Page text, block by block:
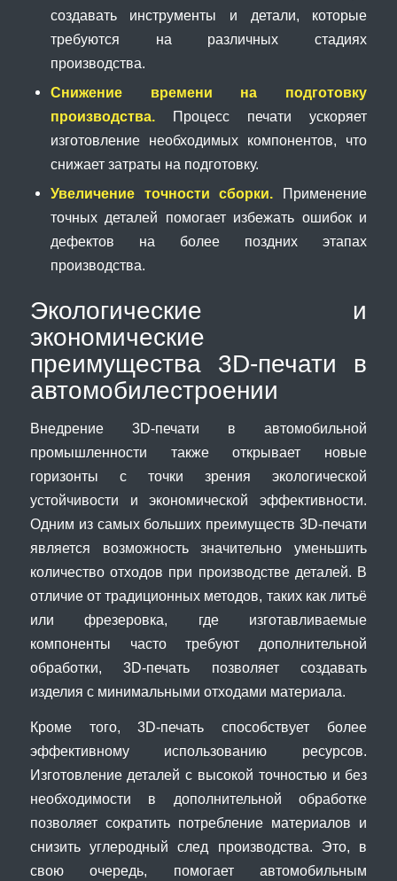
создавать инструменты и детали, которые
требуются на различных стадиях
производства.
Снижение времени на подготовку
производства.Процесс печати ускоряет
изготовление необходимых компонентов, что
снижает затраты на подготовку.
Увеличение точности сборки. Применение
точных деталей помогает избежать ошибок и
дефектов на более поздних этапах
производства.
Экологические и
экономические
преимущества 3D-печати в
автомобилестроении
Внедрение 3D-печати в автомобильной
промышленности также открывает новые
горизонты с точки зрения экологической
устойчивости и экономической эффективности.
Одним из самых больших преимуществ 3D-печати
является возможность значительно уменьшить
количество отходов при производстве деталей. В
отличие от традиционных методов, таких как литьё
или фрезеровка, где изготавливаемые
компоненты часто требуют дополнительной
обработки, 3D-печать позволяет создавать
изделия с минимальными отходами материала.
Кроме того, 3D-печать способствует более
эффективному использованию ресурсов.
Изготовление деталей с высокой точностью и без
необходимости в дополнительной обработке
позволяет сократить потребление материалов и
снизить углеродный след производства. Это, в
свою очередь, помогает автомобильным